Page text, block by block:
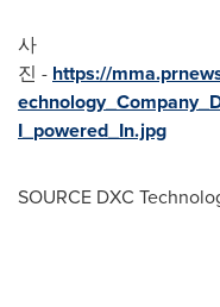
사
진 - https://
I_powered_In.jpg
SOURCE DXC